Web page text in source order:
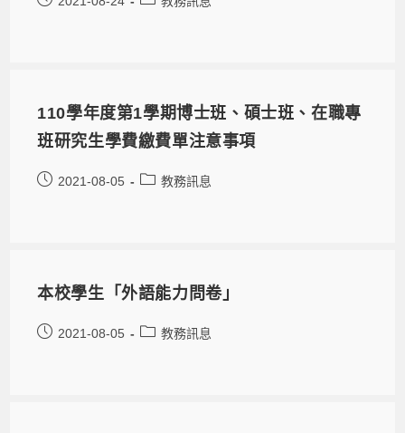
110學年度第1學期博士班、碩士班、在職專
班研究生學費繳費單注意事項
2021-08-05 教務訊息
本校學生「外語能力問卷」
2021-08-05 教務訊息